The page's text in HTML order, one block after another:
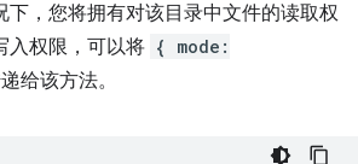
下，您将拥有对该目录中文件的读取权
入权限，可以将 { mode:
给该方法。